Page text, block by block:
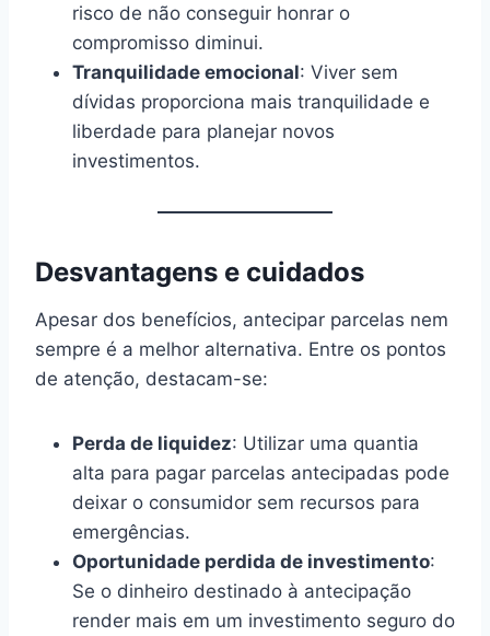
risco de não conseguir honrar o
compromisso diminui.
Tranquilidade emocional: Viver sem
dívidas proporciona mais tranquilidade e
liberdade para planejar novos
investimentos.
Desvantagens e cuidados
Apesar dos benefícios, antecipar parcelas nem
sempre é a melhor alternativa. Entre os pontos
de atenção, destacam-se:
Perda de liquidez: Utilizar uma quantia
alta para pagar parcelas antecipadas pode
deixar o consumidor sem recursos para
emergências.
Oportunidade perdida de investimento:
Se o dinheiro destinado à antecipação
render mais em um investimento seguro do